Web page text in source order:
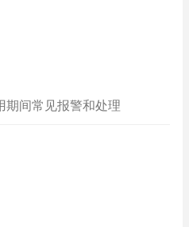
期间常见报警和处理